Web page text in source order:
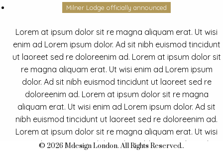
Milner Lodge officially announced
Lorem at ipsum dolor sit re magna aliquam erat. Ut wisi
enim ad Lorem ipsum dolor. Ad sit nibh euismod tincidunt
ut laoreet sed re doloreenim ad. Lorem at ipsum dolor sit
re magna aliquam erat. Ut wisi enim ad Lorem ipsum
dolor. Ad sit nibh euismod tincidunt ut laoreet sed re
doloreenim ad. Lorem at ipsum dolor sit re magna
aliquam erat. Ut wisi enim ad Lorem ipsum dolor. Ad sit
nibh euismod tincidunt ut laoreet sed re doloreenim ad.
Lorem at ipsum dolor sit re magna aliquam erat. Ut wisi
enim ad Lorem ipsum dolor. Ad sit nibh euismod tincidunt
© 2026 Mdesign London. All Rights Reserved..